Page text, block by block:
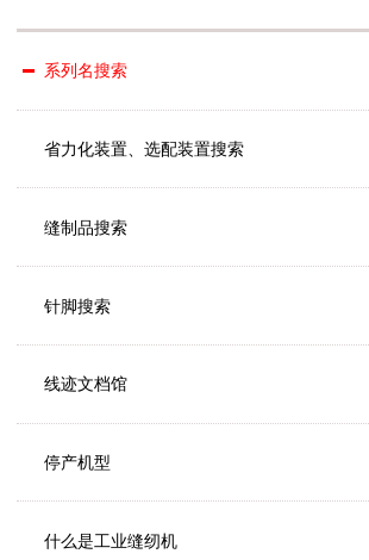
系列名搜索
省力化装置、选配装置搜索
缝制品搜索
针脚搜索
线迹文档馆
停产机型
什么是工业缝纫机